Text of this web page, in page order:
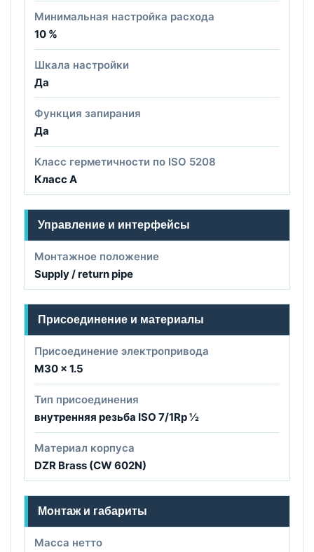
Минимальная настройка расхода
10 %
Шкала настройки
Да
Функция запирания
Да
Класс герметичности по ISO 5208
Класс A
Управление и интерфейсы
Монтажное положение
Supply / return pipe
Присоединение и материалы
Присоединение электропривода
M30 x 1.5
Тип присоединения
внутренняя резьба ISO 7/1Rp ½
Материал корпуса
DZR Brass (CW 602N)
Монтаж и габариты
Масса нетто